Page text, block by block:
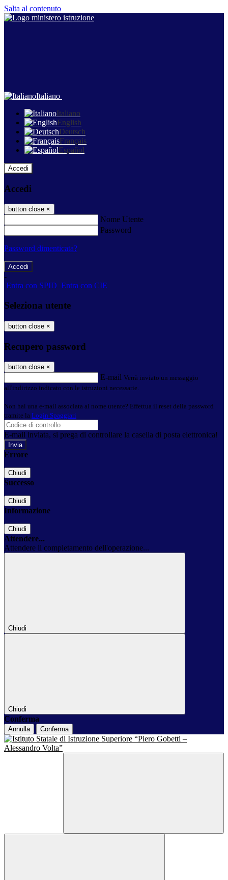
Salta al contenuto
Italiano
Italiano
English
Deutsch
Français
Español
Accedi
Accedi
button close ×
Nome Utente
Password
Password dimenticata?
-
Entra con SPID Entra con CIE
Seleziona utente
button close ×
Recupero password
button close ×
E-mail Verrà inviato un messaggio
all'indirizzo indicato con le istruzioni necessarie.
Non hai una e-mail associata al nome utente? Effettua il reset della password
tramite la Login Spaggiari
E-mail inviata, si prega di controllare la casella di posta elettronica!
Errore
Chiudi
Successo
Chiudi
Informazione
Chiudi
Attendere...
Attendere il completamento dell'operazione...
Chiudi
Chiudi
Conferma
Annulla Conferma